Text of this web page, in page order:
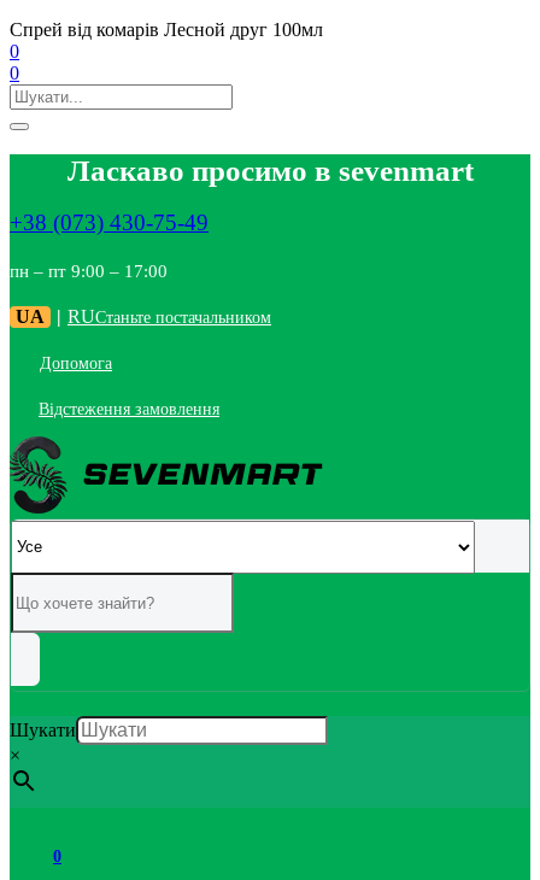
Спрей від комарів Лесной друг 100мл
0
0
Ласкаво просимо в sevenmart
+38 (073) 430-75-49
пн – пт 9:00 – 17:00
UA | RUСтаньте постачальником
Допомога
Відстеження замовлення
Шукати
×
0